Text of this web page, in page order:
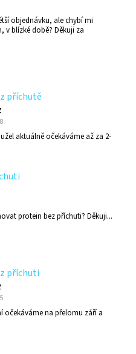
objednávku, ale chybí mi
v blízké době? Děkuji za
příchutě
aktuálně očekáváme až za 2-
protein bez příchuti? Děkuji...
příchuti
očekáváme na přelomu září a